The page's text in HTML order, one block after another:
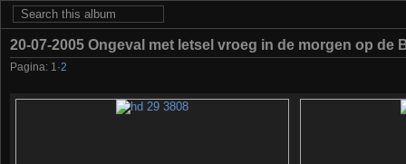
20-07-2005 Ongeval met letsel vroeg in de morgen op de
Pagina: 1 ·2